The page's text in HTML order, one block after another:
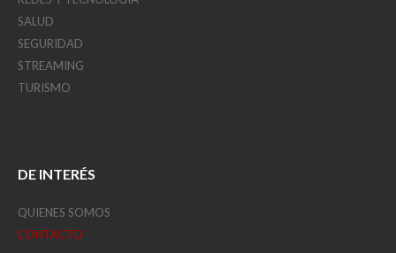
SALUD
SEGURIDAD
STREAMING
TURISMO
DE INTERÉS
QUIENES SOMOS
CONTACTO